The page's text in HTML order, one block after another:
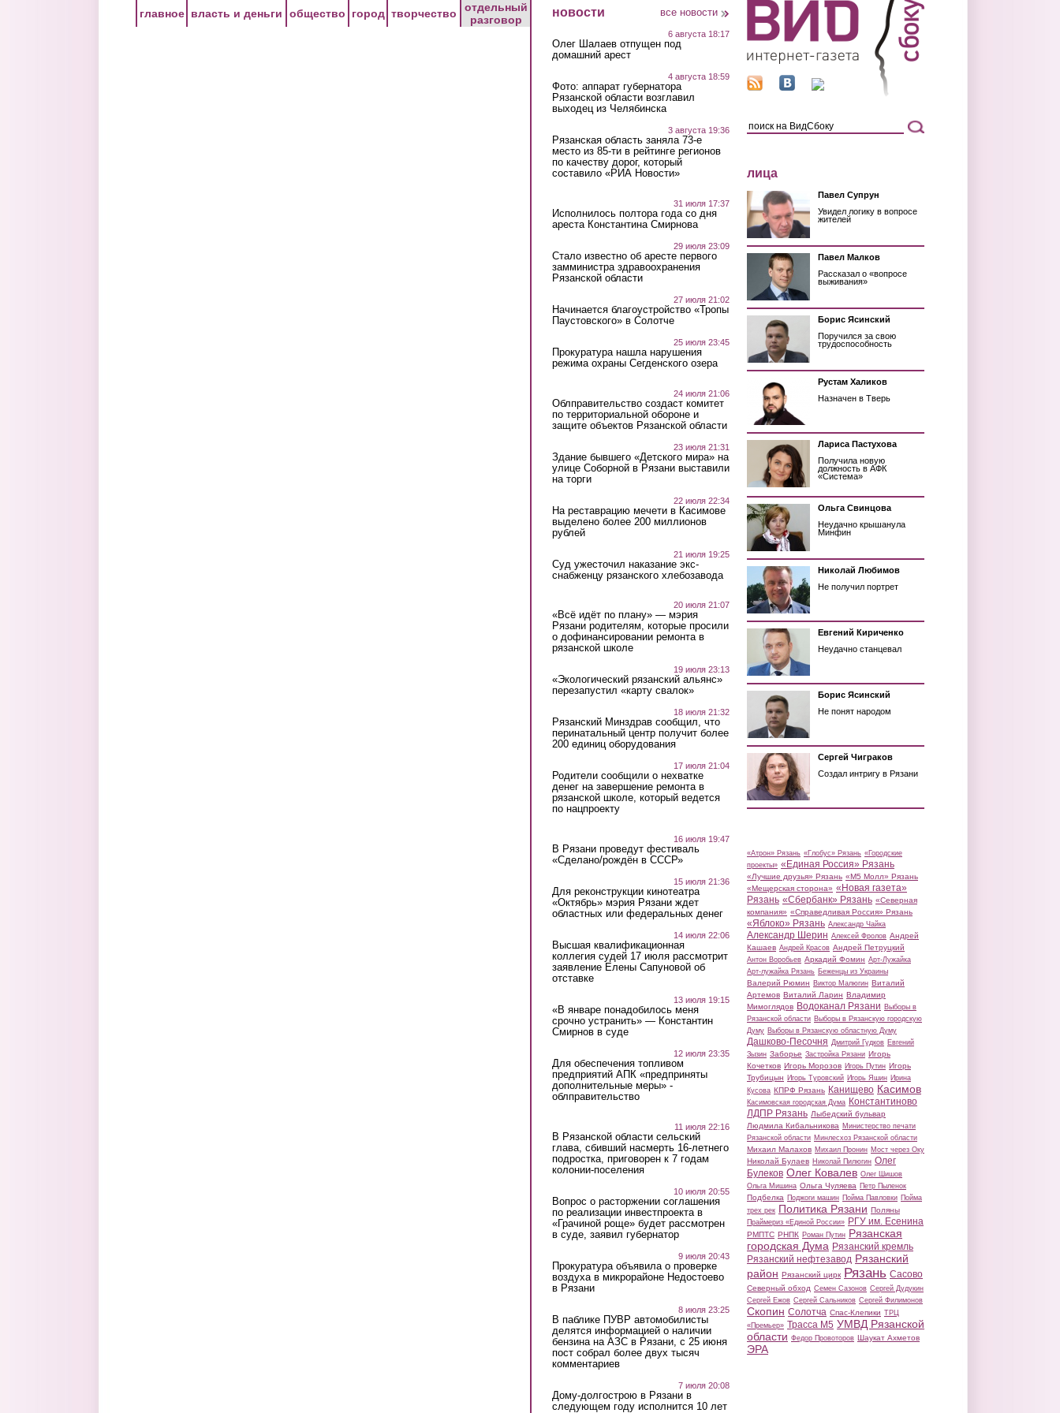
главное власть и деньги общество город творчество
отдельный
разговор
новости все новости
6 августа 18:17
Олег Шалаев отпущен под
домашний арест
4 августа 18:59
Фото: аппарат губернатора
Рязанской области возглавил
выходец из Челябинска
3 августа 19:36
Рязанская область заняла 73-е
место из 85-ти в рейтинге регионов
по качеству дорог, который
составило «РИА Новости»
31 июля 17:37
Исполнилось полтора года со дня
ареста Константина Смирнова
29 июля 23:09
Стало известно об аресте первого
замминистра здравоохранения
Рязанской области
27 июля 21:02
Начинается благоустройство «Тропы
Паустовского» в Солотче
25 июля 23:45
Прокуратура нашла нарушения
режима охраны Сегденского озера
24 июля 21:06
Облправительство создаст комитет
по территориальной обороне и
защите объектов Рязанской области
23 июля 21:31
Здание бывшего «Детского мира» на
улице Соборной в Рязани выставили
на торги
22 июля 22:34
На реставрацию мечети в Касимове
выделено более 200 миллионов
рублей
21 июля 19:25
Суд ужесточил наказание экс-
снабженцу рязанского хлебозавода
20 июля 21:07
«Всё идёт по плану» — мэрия
Рязани родителям, которые просили
о дофинансировании ремонта в
рязанской школе
19 июля 23:13
«Экологический рязанский альянс»
перезапустил «карту свалок»
18 июля 21:32
Рязанский Минздрав сообщил, что
перинатальный центр получит более
200 единиц оборудования
17 июля 21:04
Родители сообщили о нехватке
денег на завершение ремонта в
рязанской школе, который ведется
по нацпроекту
16 июля 19:47
В Рязани проведут фестиваль
«Сделано/рождён в СССР»
15 июля 21:36
Для реконструкции кинотеатра
«Октябрь» мэрия Рязани ждет
областных или федеральных денег
14 июля 22:06
Высшая квалификационная
коллегия судей 17 июля рассмотрит
заявление Елены Сапуновой об
отставке
13 июля 19:15
«В январе понадобилось меня
срочно устранить» — Константин
Смирнов в суде
12 июля 23:35
Для обеспечения топливом
предприятий АПК «предприняты
дополнительные меры» -
облправительство
11 июля 22:16
В Рязанской области сельский
глава, сбивший насмерть 16-летнего
подростка, приговорен к 7 годам
колонии-поселения
10 июля 20:55
Вопрос о расторжении соглашения
по реализации инвестпроекта в
«Грачиной роще» будет рассмотрен
в суде, заявил губернатор
9 июля 20:43
Прокуратура объявила о проверке
воздуха в микрорайоне Недостоево
в Рязани
8 июля 23:25
В паблике ПУВР автомобилисты
делятся информацией о наличии
бензина на АЗС в Рязани, с 25 июня
пост собрал более двух тысяч
комментариев
7 июля 20:08
Дому-долгострою в Рязани в
следующем году исполнится 10 лет
лица
Павел Супрун
Увидел логику в вопросе
жителей
Павел Малков
Рассказал о «вопросе
выживания»
Борис Ясинский
Поручился за свою
трудоспособность
Рустам Халиков
Назначен в Тверь
Лариса Пастухова
Получила новую
должность в АФК
«Система»
Ольга Свинцова
Неудачно крышанула
Минфин
Николай Любимов
Не получил портрет
Евгений Кириченко
Неудачно станцевал
Борис Ясинский
Не понят народом
Сергей Чиграков
Создал интригу в Рязани
«Атрон» Рязань «Глобус» Рязань «Городские
проекты» «Единая Россия» Рязань
«Лучшие друзья» Рязань «М5 Молл» Рязань
«Мещерская сторона» «Новая газета»
Рязань «Сбербанк» Рязань «Северная
компания» «Справедливая Россия» Рязань
«Яблоко» Рязань Александр Чайка
Александр Шерин Алексей Фролов Андрей
Кашаев Андрей Красов Андрей Петруцкий
Антон Воробьев Аркадий Фомин Арт-Лужайка
Арт-лужайка Рязань Беженцы из Украины
Валерий Рюмин Виктор Малюгин Виталий
Артемов Виталий Ларин Владимир
Мимоглядов Водоканал Рязани Выборы в
Рязанской области Выборы в Рязанскую городскую
Думу Выборы в Рязанскую областную Думу
Дашково-Песочня Дмитрий Гудков Евгений
Зызин Заборье Застройка Рязани Игорь
Кочетков Игорь Морозов Игорь Путин Игорь
Трубицын Игорь Туровский Игорь Яшин Ирина
Кусова КПРФ Рязань Канищево Касимов
Касимовская городская Дума Константиново
ЛДПР Рязань Лыбедский бульвар
Людмила Кибальникова Министерство печати
Рязанской области Минлесхоз Рязанской области
Михаил Малахов Михаил Пронин Мост через Оку
Николай Булаев Николай Пилюгин Олег
Булеков Олег Ковалев Олег Шишов
Ольга Мишина Ольга Чуляева Петр Пыленок
Подбелка Поджоги машин Пойма Павловки Пойма
трех рек Политика Рязани Поляны
Праймериз «Единой России» РГУ им. Есенина
РМПТС РНПК Роман Путин Рязанская
городская Дума Рязанский кремль
Рязанский нефтезавод Рязанский
район Рязанский цирк Рязань Сасово
Северный обход Семен Сазонов Сергей Дудукин
Сергей Ежов Сергей Сальников Сергей Филимонов
Скопин Солотча Спас-Клепики ТРЦ
«Премьер» Трасса М5 УМВД Рязанской
области Федор Провоторов Шаукат Ахметов
ЭРА